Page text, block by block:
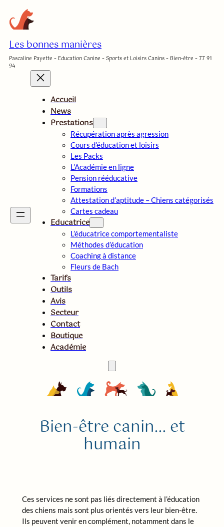
au
contenu
Les bonnes manières
Pascaline Payette – Education Canine – Sports et Loisirs Canins – Bien-être – 77 91
94
Accueil
News
Prestations
Récupération après agression
Cours d’éducation et loisirs
Les Packs
L’Académie en ligne
Pension rééducative
Formations
Attestation d’aptitude – Chiens catégorisés
Cartes cadeau
Educatrice
L’éducatrice comportementaliste
Méthodes d’éducation
Coaching à distance
Fleurs de Bach
Tarifs
Outils
Avis
Secteur
Contact
Boutique
Académie
Bien-être canin… et
humain
Ces services ne sont pas liés directement à l’éducation
des chiens mais sont plus orientés vers leur bien-être.
Ils peuvent venir en complément, notamment dans le